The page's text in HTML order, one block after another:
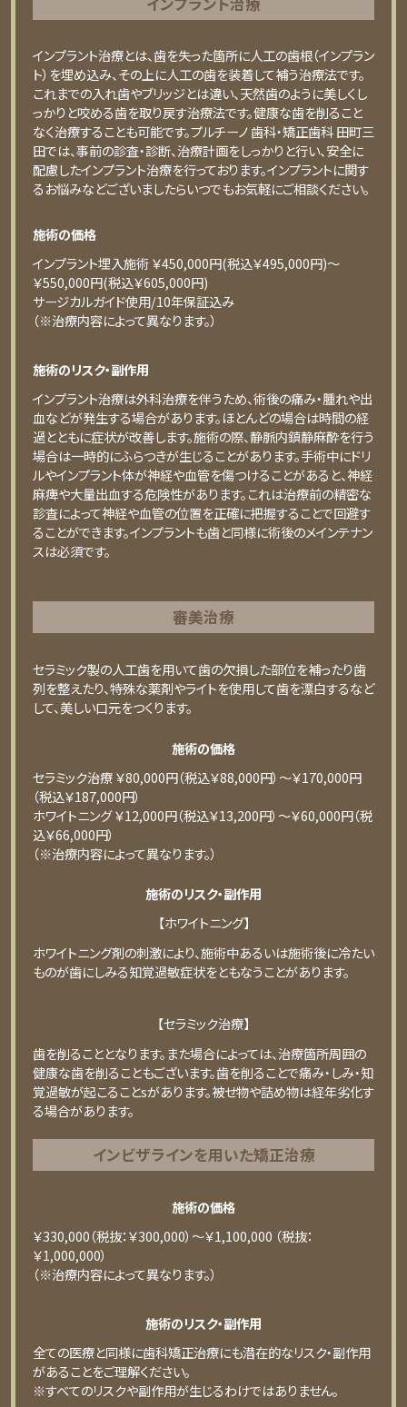
インプラント治療とは、歯を失った箇所に人工の歯根（インプラン
ト）を埋め込み、その上に人工の歯を装着して補う治療法です。
これまでの入れ歯やブリッジとは違い、天然歯のように美しくし
っかりと咬める歯を取り戻す治療法です。健康な歯を削ること
なく治療することも可能です。プルチーノ 歯科・矯正歯科 田町三
田では、事前の診査・診断、治療計画をしっかりと行い、安全に
配慮したインプラント治療を行っております。インプラントに関す
るお悩みなどございましたらいつでもお気軽にご相談ください。
施術の価格
インプラント埋入施術 ￥450,000円(税込￥495,000円)〜
￥550,000円(税込￥605,000円)
サージカルガイド使用/10年保証込み
（※治療内容によって異なります。）
施術のリスク・副作用
インプラント治療は外科治療を伴うため、術後の痛み・腫れや出
血などが発生する場合があります。ほとんどの場合は時間の経
過とともに症状が改善します。施術の際、静脈内鎮静麻酔を行う
場合は一時的にふらつきが生じることがあります。手術中にドリ
ルやインプラント体が神経や血管を傷つけることがあると、神経
麻痺や大量出血する危険性があります。これは治療前の精密な
診査によって神経や血管の位置を正確に把握することで回避す
ることができます。インプラントも歯と同様に術後のメインテナン
スは必須です。
審美治療
セラミック製の⼈⼯⻭を⽤いて⻭の⽋損した部位を補ったり⻭
列を整えたり、特殊な薬剤やライトを使⽤して⻭を漂⽩するなど
して、美しい⼝元をつくります。
施術の価格
セラミック治療 ￥80,000円（税込￥88,000円）〜￥170,000円
（税込￥187,000円）
ホワイトニング ￥12,000円（税込￥13,200円）〜￥60,000円（税
込￥66,000円）
（※治療内容によって異なります。）
施術のリスク・副作用
【ホワイトニング】
ホワイトニング剤の刺激により、施術中あるいは施術後に冷たい
ものが⻭にしみる知覚過敏症状をともなうことがあります。
【セラミック治療】
⻭を削ることとなります。また場合によっては、治療箇所周囲の
健康な⻭を削ることもございます。⻭を削ることで痛み・しみ・知
覚過敏が起こることsがあります。被せ物や詰め物は経年劣化す
る場合があります。
インビザラインを用いた矯正治療
施術の価格
￥330,000（税抜：￥300,000）～￥1,100,000 （税抜：
￥1,000,000）
（※治療内容によって異なります。）
施術のリスク・副作用
全ての医療と同様に歯科矯正治療にも潜在的なリスク・副作用
があることをご理解ください。
※すべてのリスクや副作用が生じるわけではありません。